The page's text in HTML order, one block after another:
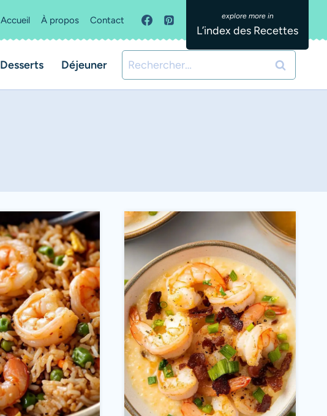
Accueil À propos Contact
L’index des Recettes
Desserts Déjeuner Rechercher :